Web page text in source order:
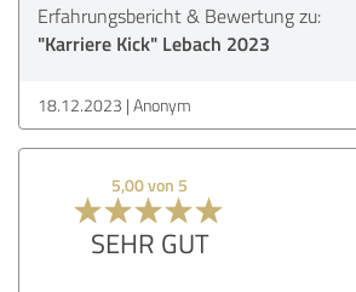
Erfahrungsbericht & Bewertung zu:
"Karriere Kick" Lebach 2023
18.12.2023 Anonym
5,00 von 5
SEHR GUT